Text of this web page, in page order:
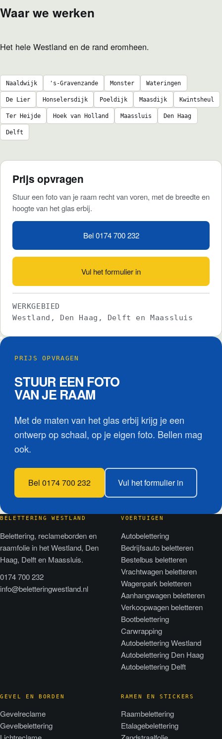
Waar we werken
Het hele Westland en de rand eromheen.
Naaldwijk 's-Gravenzande Monster Wateringen
De Lier Honselersdijk Poeldijk Maasdijk Kwintsheul
Ter Heijde Hoek van Holland Maassluis Den Haag
Delft
Prijs opvragen
Stuur een foto van je raam recht van voren, met de breedte en
hoogte van het glas erbij.
Bel 0174 700 232
Vul het formulier in
WERKGEBIED
Westland, Den Haag, Delft en Maassluis
PRIJS OPVRAGEN
STUUR EEN FOTO
VAN JE RAAM
Met de maten van het glas erbij krijg je een
ontwerp op schaal, op je eigen foto. Bellen mag
ook.
Bel 0174 700 232 Vul het formulier in
BELETTERING WESTLAND
Belettering, reclameborden en
raamfolie in het Westland, Den
Haag, Delft en Maassluis.
0174 700 232
info@beletteringwestland.nl
VOERTUIGEN
Autobelettering
Bedrijfsauto beletteren
Bestelbus beletteren
Vrachtwagen beletteren
Wagenpark beletteren
Aanhangwagen beletteren
Verkoopwagen beletteren
Bootbelettering
Carwrapping
Autobelettering Westland
Autobelettering Den Haag
Autobelettering Delft
GEVEL EN BORDEN
Gevelreclame
Gevelbelettering
RAMEN EN STICKERS
Raambelettering
Etalagebelettering